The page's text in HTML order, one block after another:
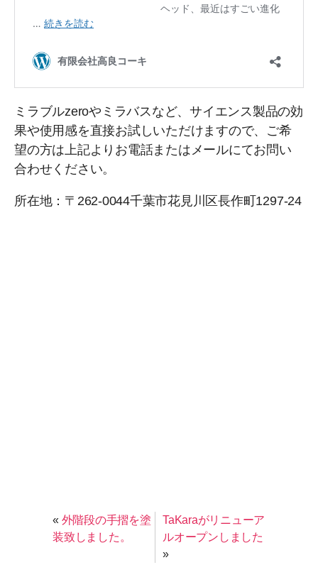
ミラブルzeroやミラバスなど、サイエンス製品の効
果や使用感を直接お試しいただけますので、ご希
望の方は上記よりお電話またはメールにてお問い
合わせください。
所在地：〒262-0044千葉市花見川区長作町1297-24
« 外階段の手摺を塗
装致しました。
TaKaraがリニューア
ルオープンしました
»